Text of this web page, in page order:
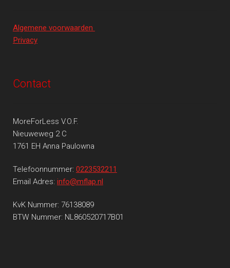
Algemene voorwaarden
Privacy
Contact
MoreForLess V.O.F.
Nieuweweg 2 C
1761 EH Anna Paulowna
Telefoonnummer: 0223532211
Email Adres: info@mflap.nl
KvK Nummer: 76138089
BTW Nummer: NL860520717B01